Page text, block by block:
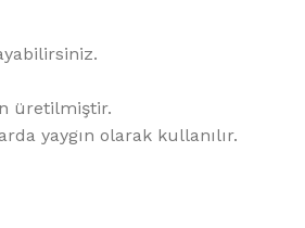
üretilmiştir.
yaygın olarak kullanılır.